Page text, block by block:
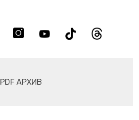
PDF АРХИВ